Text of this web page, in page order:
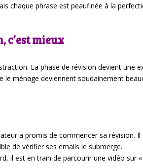
chaque phrase est peaufinée à la
c’est mieux
La phase de révision devient une
ménage deviennent soudainement
a promis de commencer sa révision.
de vérifier ses emails le submerge.
il est en train de parcourir une vidéo sur